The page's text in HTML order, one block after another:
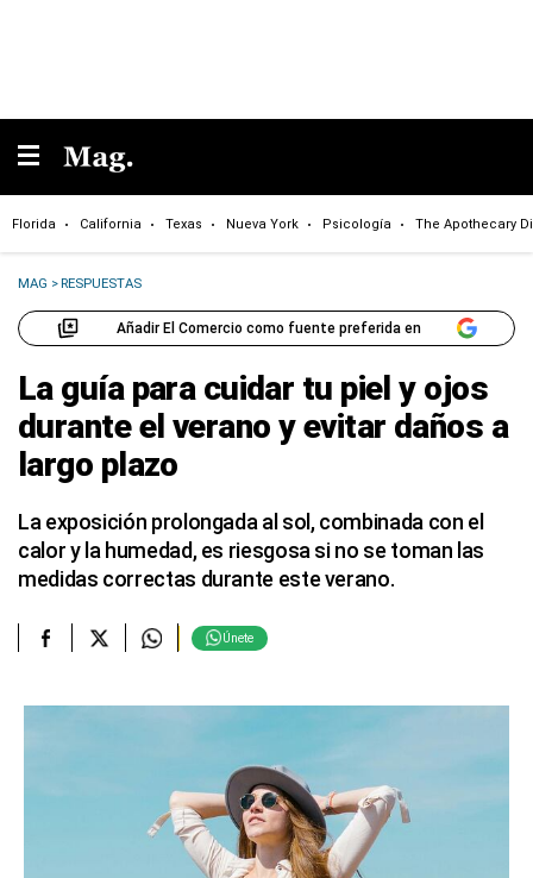
Florida California Texas Nueva York Psicología The Apothecary
MAG >RESPUESTAS
Añadir El Comercio como fuente preferida en
La guía para cuidar tu piel y ojos
durante el verano y evitar daños a
largo plazo
La exposición prolongada al sol, combinada con el
calor y la humedad, es riesgosa si no se toman las
medidas correctas durante este verano.
Únete